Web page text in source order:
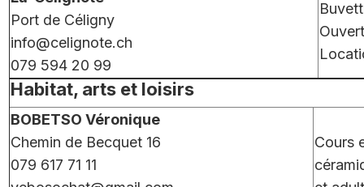
Port de Céligny
info@celignote.ch
079 594 20 99
Habitat, arts et loisirs
BOBETSO Véronique
Chemin de Becquet 16
079 617 71 11
Cours